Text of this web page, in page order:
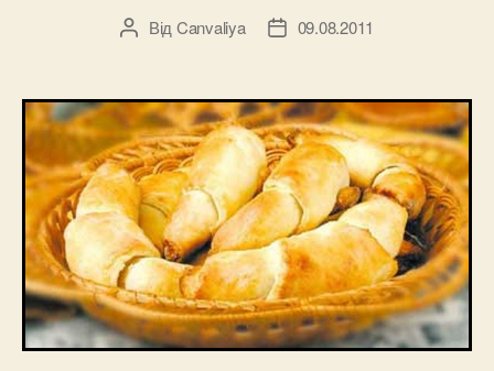
Автор
Від Canvaliya
Дата09.08.2011